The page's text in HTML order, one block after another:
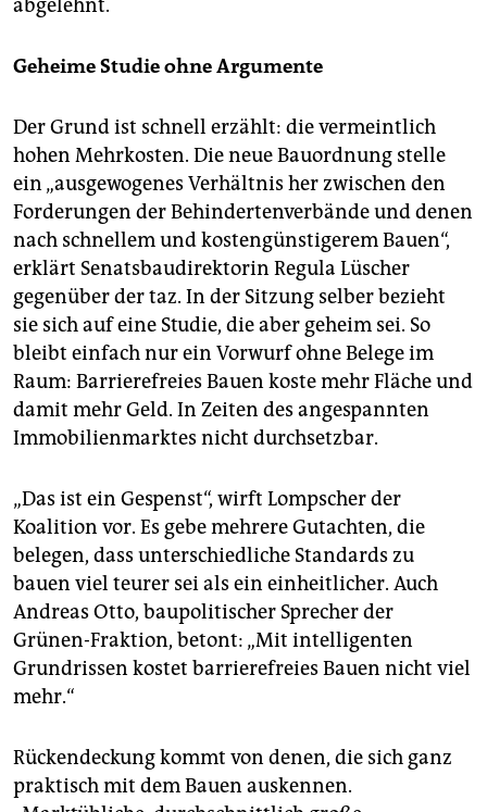
abgelehnt.
Geheime Studie ohne Argumente
Der Grund ist schnell erzählt: die vermeintlich
hohen Mehrkosten. Die neue Bauordnung stelle
ein „ausgewogenes Verhältnis her zwischen den
Forderungen der Behindertenverbände und denen
nach schnellem und kostengünstigerem Bauen“,
erklärt Senatsbaudirektorin Regula Lüscher
gegenüber der taz. In der Sitzung selber bezieht
sie sich auf eine Studie, die aber geheim sei. So
bleibt einfach nur ein Vorwurf ohne Belege im
Raum: Barrierefreies Bauen koste mehr Fläche und
damit mehr Geld. In Zeiten des angespannten
Immobilienmarktes nicht durchsetzbar.
„Das ist ein Gespenst“, wirft Lompscher der
Koalition vor. Es gebe mehrere Gutachten, die
belegen, dass unterschiedliche Standards zu
bauen viel teurer sei als ein einheitlicher. Auch
Andreas Otto, baupolitischer Sprecher der
Grünen-Fraktion, betont: „Mit intelligenten
Grundrissen kostet barrierefreies Bauen nicht viel
mehr.“
Rückendeckung kommt von denen, die sich ganz
praktisch mit dem Bauen auskennen.